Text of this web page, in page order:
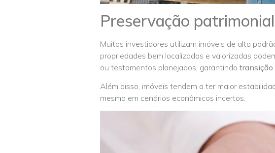
Preservação
Muitos investidores utilizam imóveis de alto
propriedades bem localizadas e valorizadas
ou testamentos planejados, garantindo transição
Além disso, imóveis tendem a ter maior
mesmo em cenários econômicos incertos.